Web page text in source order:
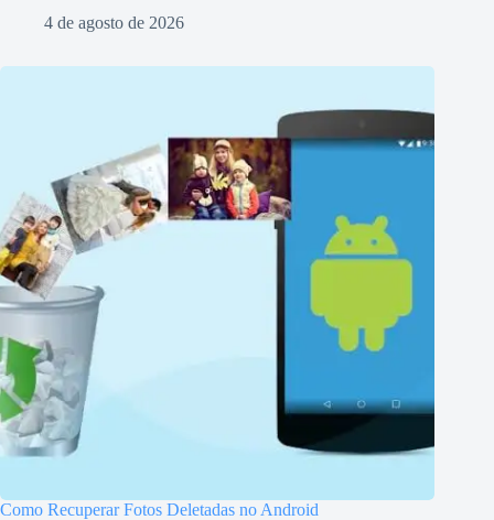
4 de agosto de 2026
Como Recuperar Fotos Deletadas no Android